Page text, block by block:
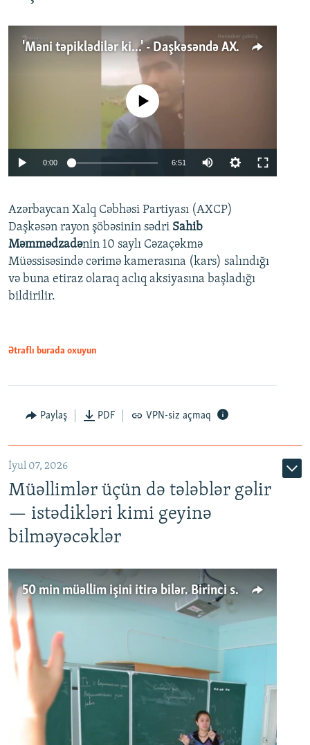
'Məni təpiklədilər ki...' - Daşkəsəndə AXCP fəalının yaxınları onun həbsinə etiraz edirlər
Auto 240p 360p
720p 1080p
No media source currently available
0:00 6:51
360p
720p
1080p
Azərbaycan Xalq Cəbhəsi Partiyası (AXCP)
Daşkəsən rayon şöbəsinin sədri Sahib
Məmmədzadənin 10 saylı Cəzaçəkmə
Müəssisəsində cərimə kamerasına (kars) salındığı
və buna etiraz olaraq aclıq aksiyasına başladığı
bildirilir.
Ətraflı burada oxuyun
Paylaş PDF VPN-siz açmaq
İyul 07, 2026
Müəllimlər üçün də tələblər gəlir
— istədikləri kimi geyinə
bilməyəcəklər
50 min müəllim işini itirə bilər. Birinci sinfə gedənlər azalır